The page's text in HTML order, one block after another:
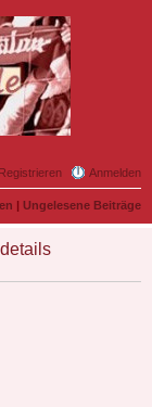
Anmelden
Registrieren
| Ungelesene Beiträge